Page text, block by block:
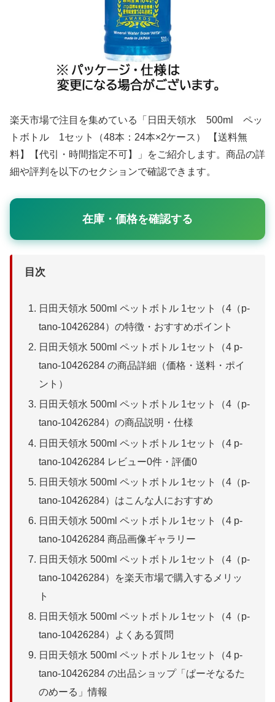
楽天市場で注目を集めている「日田天領水 500ml ペッ
トボトル 1セット（48本：24本×2ケース） 【送料無
料】【代引・時間指定不可】」をご紹介します。商品の詳
細や評判を以下のセクションで確認できます。
在庫・価格を確認する
目次
日田天領水 500ml ペットボトル 1セット（4（p-
tano-10426284）の特徴・おすすめポイント
日田天領水 500ml ペットボトル 1セット（4 p-
tano-10426284 の商品詳細（価格・送料・ポイ
ント）
日田天領水 500ml ペットボトル 1セット（4（p-
tano-10426284）の商品説明・仕様
日田天領水 500ml ペットボトル 1セット（4 p-
tano-10426284 レビュー0件・評価0
日田天領水 500ml ペットボトル 1セット（4（p-
tano-10426284）はこんな人におすすめ
日田天領水 500ml ペットボトル 1セット（4 p-
tano-10426284 商品画像ギャラリー
日田天領水 500ml ペットボトル 1セット（4（p-
tano-10426284）を楽天市場で購入するメリッ
ト
日田天領水 500ml ペットボトル 1セット（4（p-
tano-10426284）よくある質問
日田天領水 500ml ペットボトル 1セット（4 p-
tano-10426284 の出品ショップ「ぱーそなるた
のめーる」情報